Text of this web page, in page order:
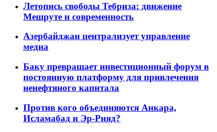
Летопись свободы Тебриза: движение
Мешруте и современность
Азербайджан централизует управление
медиа
Баку превращает инвестиционный форум в
постоянную платформу для привлечения
ненефтяного капитала
Против кого объединяются Анкара,
Исламабад и Эр-Рияд?